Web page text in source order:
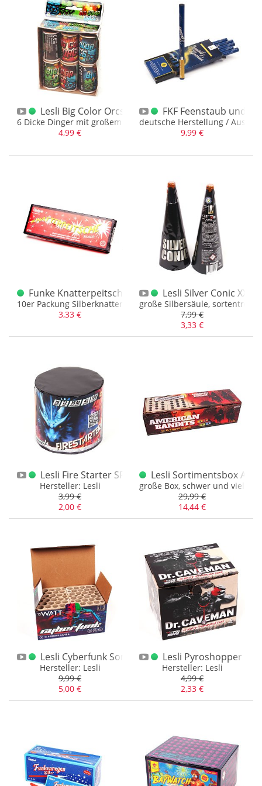
Verschiedene(1)
Lesli Big Color Orcs 6er Schachtel
6 Dicke Dinger mit großem Cracklingburst und Farbsternen
4,99 €
FKF Feenstaub und
deutsche Herstellung /
9,99 €
Funke Knatterpeitsche Silber F2
10er Packung Silberknatterlunten
3,33 €
Lesli Silver Conic XXL
große Silbersäule,
7,99 €
3,33 €
Lesli Fire Starter SPEZIALANGEBOT
Hersteller: Lesli
3,99 €
2,00 €
Lesli Sortimentsbox
große Box, schwer und viel
29,99 €
14,44 €
Lesli Cyberfunk Sortimentsbox 2er
Hersteller: Lesli
9,99 €
5,00 €
Lesli Pyroshopper Dr.
Hersteller: Lesli
4,99 €
2,33 €